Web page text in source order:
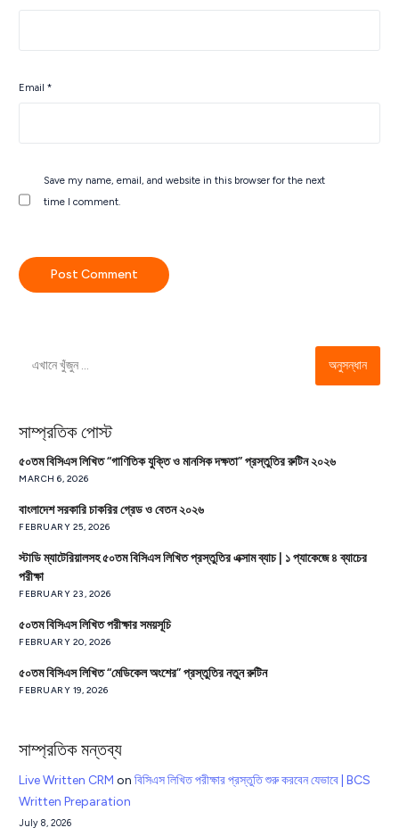
Email*
Save my name, email, and website in this browser for the next
time I comment.
অনুসন্ধান
সাম্প্রতিক পোস্ট
৫০তম বিসিএস লিখিত “গাণিতিক যুক্তি ও মানসিক দক্ষতা” প্রস্তুতির রুটিন ২০২৬
MARCH 6, 2026
বাংলাদেশ সরকারি চাকরির গ্রেড ও বেতন ২০২৬
FEBRUARY 25, 2026
স্টাডি ম্যাটেরিয়ালসহ ৫০তম বিসিএস লিখিত প্রস্তুতির এক্সাম ব্যাচ | ১ প্যাকেজে ৪ ব্যাচের
পরীক্ষা
FEBRUARY 23, 2026
৫০তম বিসিএস লিখিত পরীক্ষার সময়সূচি
FEBRUARY 20, 2026
৫০তম বিসিএস লিখিত “মেডিকেল অংশের” প্রস্তুতির নতুন রুটিন
FEBRUARY 19, 2026
সাম্প্রতিক মন্তব্য
Live Written CRM onবিসিএস লিখিত পরীক্ষার প্রস্তুতি শুরু করবেন যেভাবে | BCS
Written Preparation
July 8, 2026